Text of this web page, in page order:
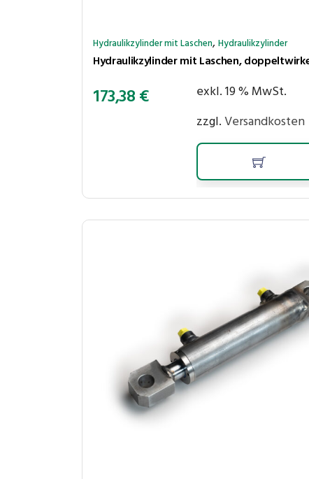
Hydraulikzylinder mit Laschen,Hydraulikzylinder
173,38€
exkl. 19 % MwSt.
zzgl.Versandkosten